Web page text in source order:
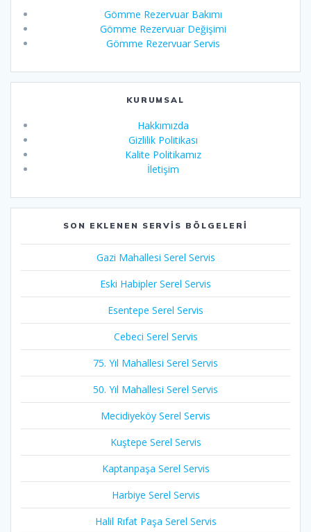
Gömme Rezervuar Bakımı
Gömme Rezervuar Değişimi
Gömme Rezervuar Servis
KURUMSAL
Hakkımızda
Gizlilik Politikası
Kalite Politikamız
İletişim
SON EKLENEN SERVIS BÖLGELERI
Gazi Mahallesi Serel Servis
Eski Habipler Serel Servis
Esentepe Serel Servis
Cebeci Serel Servis
75. Yıl Mahallesi Serel Servis
50. Yıl Mahallesi Serel Servis
Mecidiyeköy Serel Servis
Kuştepe Serel Servis
Kaptanpaşa Serel Servis
Harbiye Serel Servis
Halil Rıfat Paşa Serel Servis